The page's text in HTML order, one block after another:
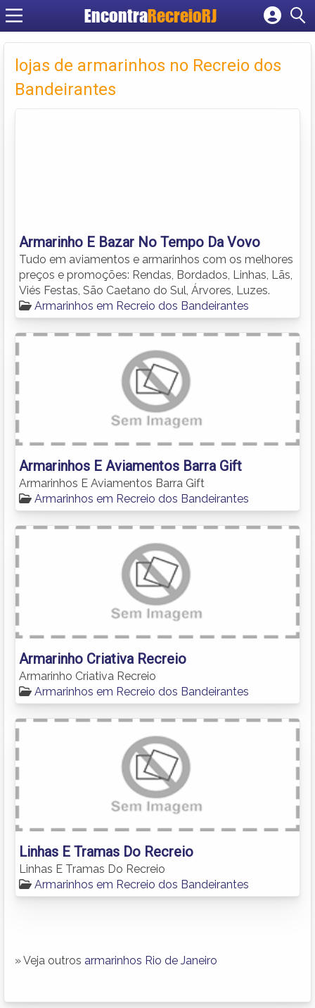
EncontraRecreioRJ
Cadastrar empresa
Criar conta
lojas de armarinhos no Recreio dos
Bandeirantes
Armarinho E Bazar No Tempo Da Vovo
Tudo em aviamentos e armarinhos com os melhores
preços e promoções: Rendas, Bordados, Linhas, Lãs,
Viés Festas, São Caetano do Sul, Árvores, Luzes.
Armarinhos em Recreio dos Bandeirantes
Armarinhos E Aviamentos Barra Gift
Armarinhos E Aviamentos Barra Gift
Armarinhos em Recreio dos Bandeirantes
Armarinho Criativa Recreio
Armarinho Criativa Recreio
Armarinhos em Recreio dos Bandeirantes
Linhas E Tramas Do Recreio
Linhas E Tramas Do Recreio
Armarinhos em Recreio dos Bandeirantes
» Veja outros armarinhos Rio de Janeiro